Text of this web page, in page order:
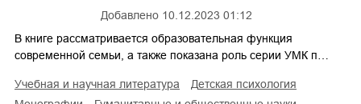
Добавлено 10.12.2023 01:12
В книге рассматривается образовательная функция
современной семьи, а также показана роль серии УМК п…
учебная и научная литература
детская психология